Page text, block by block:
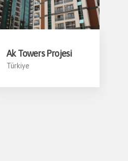
Ak Towers Projesi
Türkiye